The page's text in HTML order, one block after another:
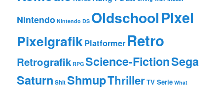
Nintendo Nintendo DS OldschoolPixel
PixelgrafikPlatformer Retro
Retrografik RPG Science-FictionSega
Saturn ShitShmupThrillerTV Serie What